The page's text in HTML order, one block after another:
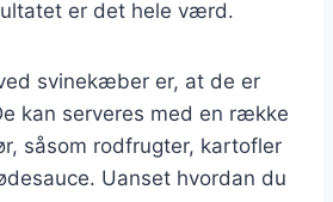
er det hele værd.
svinekæber er, at de er
kan serveres med en række
såsom rodfrugter, kartofler
Uanset hvordan du